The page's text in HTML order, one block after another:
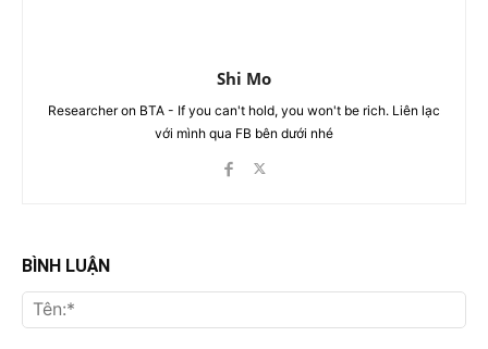
Shi Mo
Researcher on BTA - If you can't hold, you won't be rich. Liên lạc
với mình qua FB bên dưới nhé
BÌNH LUẬN